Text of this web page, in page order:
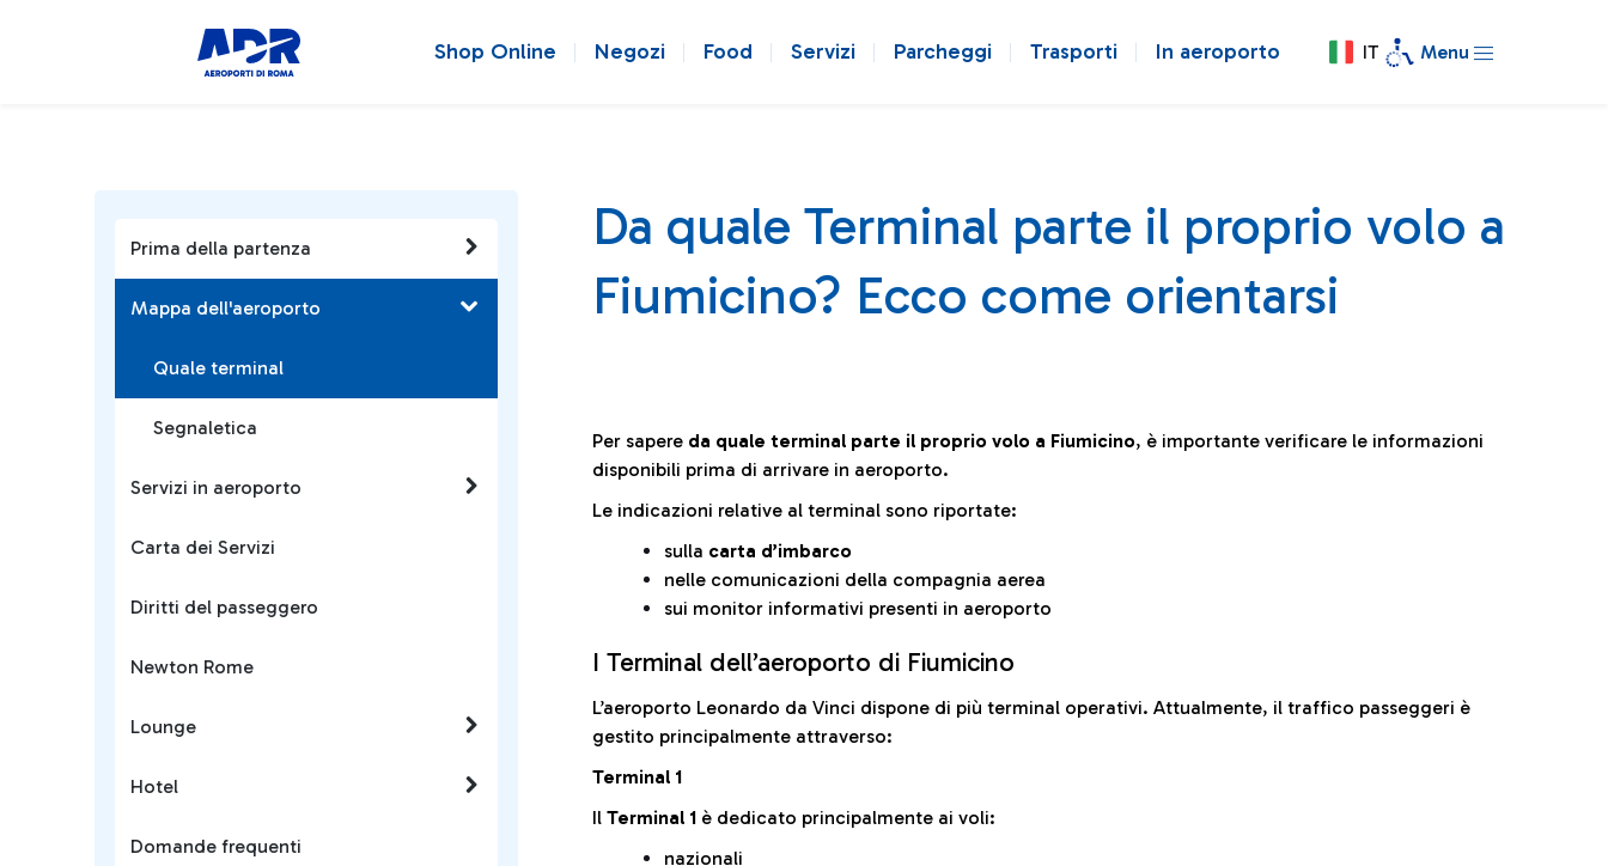
Shop Online Negozi Food Servizi Parcheggi Trasporti In aeroporto IT Menu
Prima della partenza
Mappa dell'aeroporto
Quale terminal
Segnaletica
Servizi in aeroporto
Carta dei Servizi
Diritti del passeggero
Newton Rome
Lounge
Hotel
Domande frequenti
Da quale Terminal parte il proprio volo a
Fiumicino? Ecco come orientarsi
Per sapere da quale terminal parte il proprio volo a Fiumicino, è importante verificare le informazioni
disponibili prima di arrivare in aeroporto.
Le indicazioni relative al terminal sono riportate:
sulla carta d’imbarco
nelle comunicazioni della compagnia aerea
sui monitor informativi presenti in aeroporto
I Terminal dell’aeroporto di Fiumicino
L’aeroporto Leonardo da Vinci dispone di più terminal operativi. Attualmente, il traffico passeggeri è
gestito principalmente attraverso:
Terminal 1
Il Terminal 1 è dedicato principalmente ai voli:
nazionali